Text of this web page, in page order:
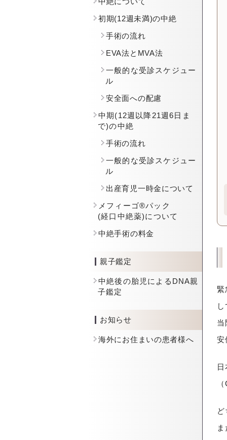
緊
当
安
初期(12週未満)の中絶
手術の流れ
EVA法とMVA法
一般的な受診スケジュー
ル
安全面への配慮
中期(12週以降21週6日ま
で)の中絶
手術の流れ
一般的な受診スケジュー
ル
出産育児一時金について
メフィーゴ®パック
(経口中絶薬)について
中絶手術の料金
親子鑑定
中絶後の胎児によるDNA親
子鑑定
お知らせ
海外にお住まいの患者様へ